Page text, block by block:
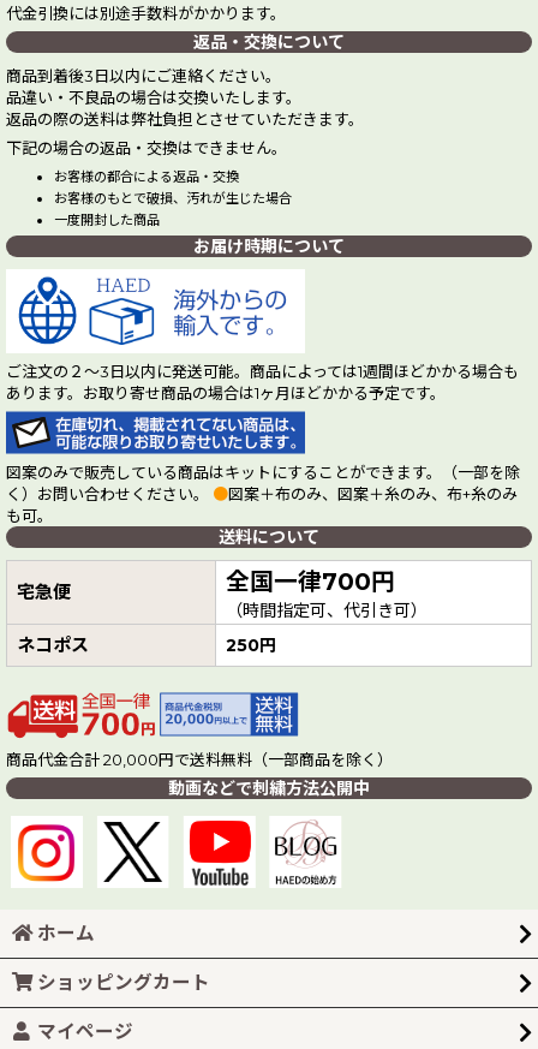
代金引換には別途手数料がかかります。
返品・交換について
商品到着後3日以内にご連絡ください。
品違い・不良品の場合は交換いたします。
返品の際の送料は弊社負担とさせていただきます。
下記の場合の返品・交換はできません。
お客様の都合による返品・交換
お客様のもとで破損、汚れが生じた場合
一度開封した商品
お届け時期について
ご注文の２～3日以内に発送可能。商品によっては1週間ほどかかる場合も
あります。お取り寄せ商品の場合は1ヶ月ほどかかる予定です。
図案のみで販売している商品はキットにすることができます。（一部を除
く）お問い合わせください。 ●図案＋布のみ、図案＋糸のみ、布+糸のみ
も可。
送料について
宅急便 全国一律700円
（時間指定可、代引き可）
ネコポス 250円
商品代金合計 20,000円で送料無料（一部商品を除く）
動画などで刺繍方法公開中
ホーム
ショッピングカート
マイページ